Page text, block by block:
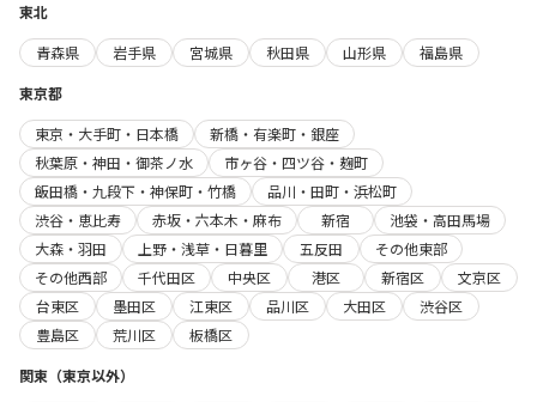
東北
青森県
岩手県 宮城県 秋田県 山形県
福島県
東京都
東京・大手町・日本橋
新橋・有楽町・銀座
秋葉原・神田・御茶ノ水
市ヶ谷・四ツ谷・麹町
飯田橋・九段下・神保町・竹橋
品川・田町・浜松町
渋谷・恵比寿
赤坂・六本木・麻布 新宿
池袋・高田馬場
大森・羽田
上野・浅草・日暮里 五反田
その他東部
その他西部
千代田区 中央区 港区 新宿区
文京区
台東区
墨田区 江東区 品川区 大田区
渋谷区
豊島区
荒川区
板橋区
関東（東京以外）